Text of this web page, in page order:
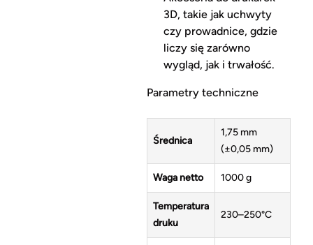
3D, takie jak uchwyty
czy prowadnice, gdzie
liczy się zarówno
wygląd, jak i trwałość.
Parametry techniczne
Średnica
1,75 mm
(±0,05 mm)
Waga netto 1000 g
Temperatura
druku
230–250°C